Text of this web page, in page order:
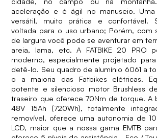
aceleração e é ágil no manuseio.
versátil, muito prática e confortável.
voltada para o uso urbano; Porém, com
de largura você pode se aventurar em
areia, lama, etc. A FATBIKE 20 PRO
moderno, especialmente projetado
detê-lo. Seu quadro de alumínio 6061 a
o a maioria das Fatbikes elétricas.
potente e silencioso motor Brushless
traseiro que oferece 70Nm de torque. A
48V 15Ah (720Wh), totalmente
removível, oferece uma autonomia de
LCD, maior que a nossa gama EMTB